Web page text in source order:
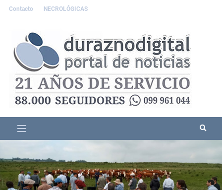
Contacto NECROLÓGICAS